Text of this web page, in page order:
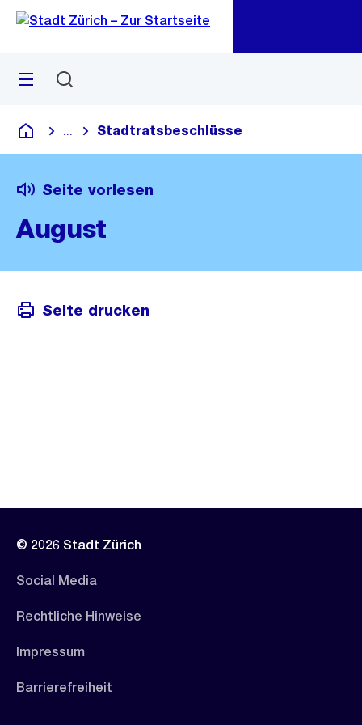
Navigation
Sprunglink
Menü
Deutsch
Blende alle Breadcrumbs ein
Stadtratsbeschlüsse
Seite vorlesen
August
Seite drucken
© 2026 Stadt Zürich
Social Media
Rechtliche Hinweise
Impressum
Barrierefreiheit